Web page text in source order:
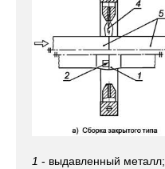
1 - выдавленный металл;